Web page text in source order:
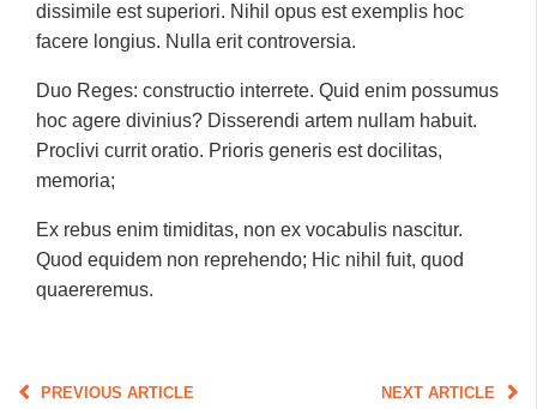
dissimile est superiori. Nihil opus est exemplis hoc
facere longius. Nulla erit controversia.
Duo Reges: constructio interrete. Quid enim possumus
hoc agere divinius? Disserendi artem nullam habuit.
Proclivi currit oratio. Prioris generis est docilitas,
memoria;
Ex rebus enim timiditas, non ex vocabulis nascitur.
Quod equidem non reprehendo; Hic nihil fuit, quod
quaereremus.
PREVIOUS ARTICLE NEXT ARTICLE